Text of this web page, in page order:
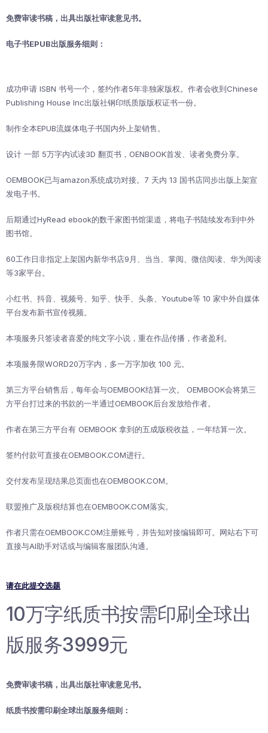
免费审读书稿，出具出版社审读意见书。
电子书EPUB出版服务细则：
成功申请 ISBN 书号一个，签约作者5年非独家版权。作者会收到Chinese
Publishing House Inc出版社钢印纸质版版权证书一份。
制作全本EPUB流媒体电子书国内外上架销售。
设计 一部 5万字内试读3D 翻页书，OENBOOK首发、读者免费分享。
OEMBOOK已与amazon系统成功对接。7 天内 13 国书店同步出版上架宣
发电子书。
后期通过HyRead ebook的数千家图书馆渠道，将电子书陆续发布到中外
图书馆。
60工作日非指定上架国内新华书店9月、当当、掌阅、微信阅读、华为阅读
等3家平台。
小红书、抖音、视频号、知乎、快手、头条、Youtube等 10 家中外自媒体
平台发布新书宣传视频。
本项服务只签读者喜爱的纯文字小说，重在作品传播，作者盈利。
本项服务限WORD20万字内，多一万字加收 100 元。
第三方平台销售后，每年会与OEMBOOK结算一次。 OEMBOOK会将第三
方平台打过来的书款的一半通过OEMBOOK后台发放给作者。
作者在第三方平台有 OEMBOOK 拿到的五成版税收益，一年结算一次。
签约付款可直接在OEMBOOK.COM进行。
交付发布呈现结果总页面也在OEMBOOK.COM。
联盟推广及版税结算也在OEMBOOK.COM落实。
作者只需在OEMBOOK.COM注册账号，并告知对接编辑即可。网站右下可
直接与AI助手对话或与编辑客服团队沟通。
请在此提交选题
10万字纸质书按需印刷全球出
版服务3999元
免费审读书稿，出具出版社审读意见书。
纸质书按需印刷全球出版服务细则：